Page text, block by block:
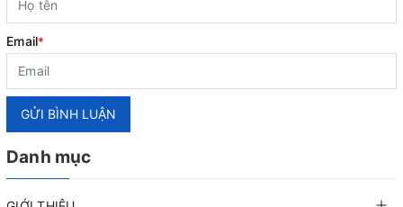
Email*
GỬI BÌNH LUẬN
Danh mục